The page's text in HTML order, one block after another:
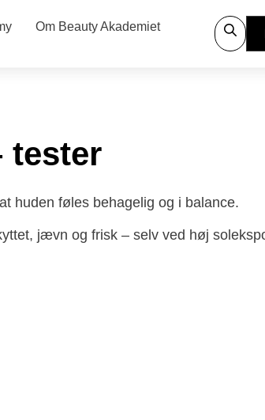
Om Beauty Akademiet
tester
huden føles behagelig og i balance.
jævn og frisk – selv ved høj